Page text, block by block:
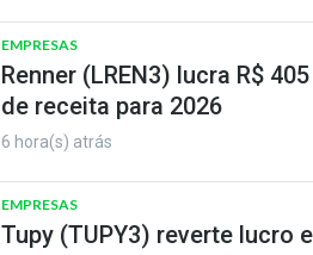
EMPRESAS
Renner (LREN3) lucra R$
de receita para 2026
6 hora(s) atrás
EMPRESAS
Tupy (TUPY3) reverte lucro